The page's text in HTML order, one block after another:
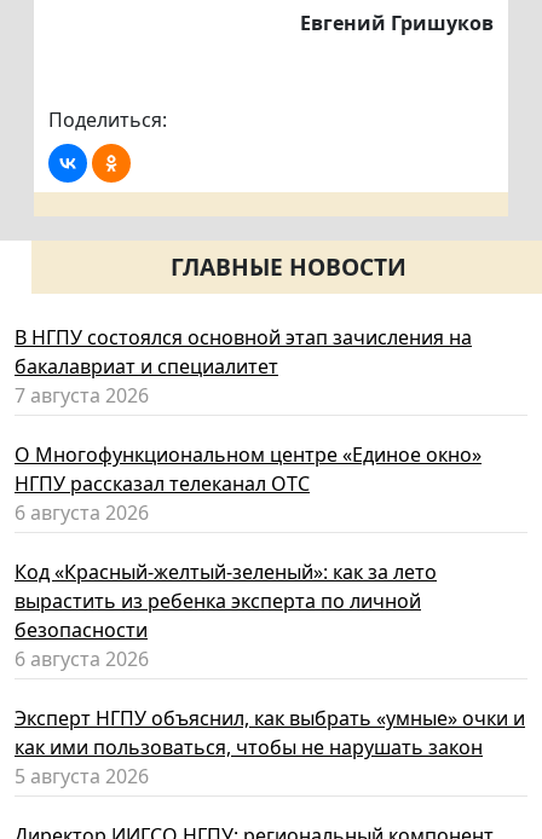
Евгений Гришуков
Поделиться:
ГЛАВНЫЕ НОВОСТИ
В НГПУ состоялся основной этап зачисления на
бакалавриат и специалитет
7 августа 2026
О Многофункциональном центре «Единое окно»
НГПУ рассказал телеканал ОТС
6 августа 2026
Код «Красный-желтый-зеленый»: как за лето
вырастить из ребенка эксперта по личной
безопасности
6 августа 2026
Эксперт НГПУ объяснил, как выбрать «умные» очки и
как ими пользоваться, чтобы не нарушать закон
5 августа 2026